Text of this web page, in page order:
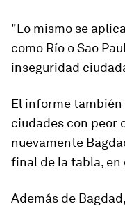
"Lo mismo se
como Río o Sao
inseguridad
El informe también
ciudades con peor
nuevamente
final de la tabla, en
Además de